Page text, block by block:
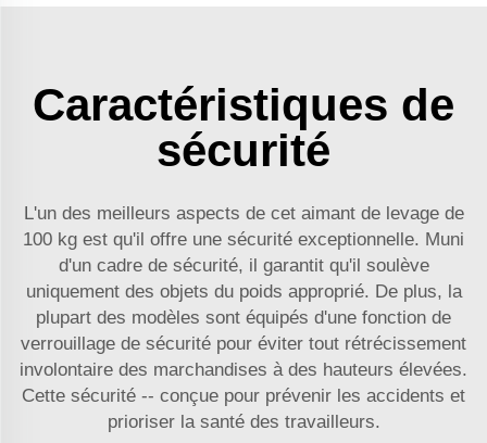
Caractéristiques de
sécurité
L'un des meilleurs aspects de cet aimant de levage de
100 kg est qu'il offre une sécurité exceptionnelle. Muni
d'un cadre de sécurité, il garantit qu'il soulève
uniquement des objets du poids approprié. De plus, la
plupart des modèles sont équipés d'une fonction de
verrouillage de sécurité pour éviter tout rétrécissement
involontaire des marchandises à des hauteurs élevées.
Cette sécurité -- conçue pour prévenir les accidents et
prioriser la santé des travailleurs.